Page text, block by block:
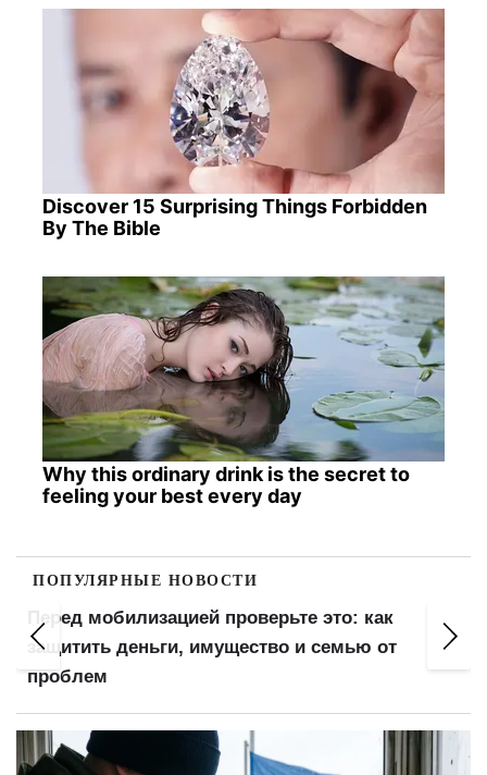
Discover 15 Surprising Things Forbidden
By The Bible
Why this ordinary drink is the secret to
feeling your best every day
ПОПУЛЯРНЫЕ НОВОСТИ
Перед мобилизацией проверьте это: как
защитить деньги, имущество и семью от
проблем